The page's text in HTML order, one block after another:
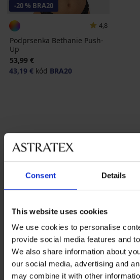
Consent Details
This website uses cookies
We use cookies to personalise
provide social media features and
We also share information about
our social media, advertising and
may combine it with other
-20 % BRA20
4,8
Podprsenka Bethanie Push-
Up
53,99 €
43,19 € kód BRA20
Najobľúbenejšie značky
Astratex
PariPari Orhideja Lingerie
čierna
béžová biela červená
Najčastejsie vyberané veľkosti
M
75/B 85/C 75/C